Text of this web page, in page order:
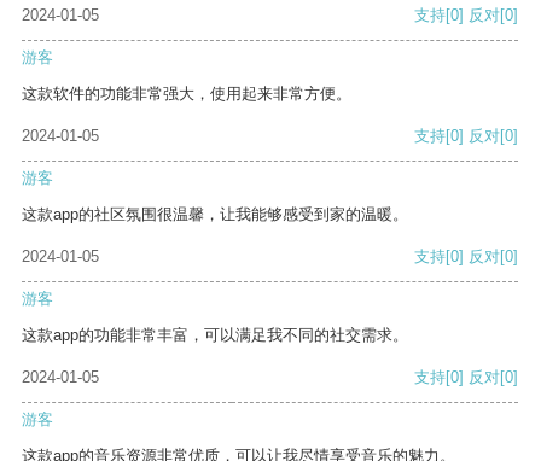
2024-01-05
支持[0] 反对[0]
游客
这款软件的功能非常强大，使用起来非常方便。
2024-01-05 支持[0] 反对[0]
游客
这款app的社区氛围很温馨，让我能够感受到家的温暖。
2024-01-05 支持[0] 反对[0]
游客
这款app的功能非常丰富，可以满足我不同的社交需求。
2024-01-05 支持[0] 反对[0]
游客
这款app的音乐资源非常优质，可以让我尽情享受音乐的魅力。